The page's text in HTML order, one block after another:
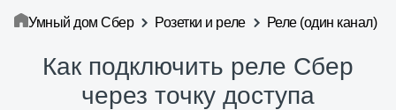
Умный дом Сбер Розетки и реле Реле (один канал)
Как подключить реле Сбер
через точку доступа